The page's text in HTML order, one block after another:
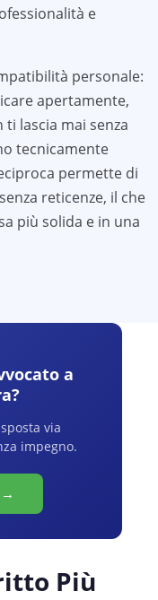
e
personale:
apertamente,
lascia mai senza
tecnicamente
permette di
reticenze, il che
più solida e in una
a
?
via
impegno.
→
Più